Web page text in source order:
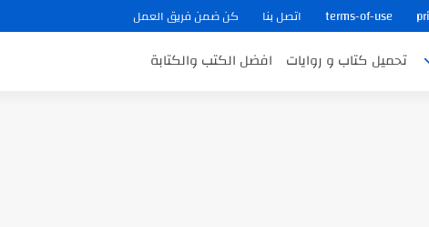
terms-of-use اتصل بنا كن ضمن فريق العمل
تحميل كتاب و روايات افضل الكتب والكتابة